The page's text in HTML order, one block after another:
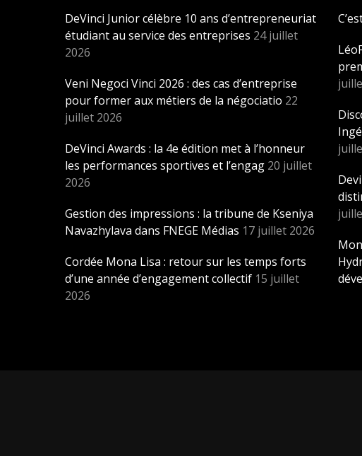
DeVinci Junior célèbre 10 ans d’entrepreneuriat
étudiant au service des entreprises 24 juillet
2026
Veni Negoci Vinci 2026 : des cas d’entreprise
pour former aux métiers de la négociatio 22
juillet 2026
DeVinci Awards : la 4e édition met à l’honneur
les performances sportives et l’engag 20 juillet
2026
Gestion des impressions : la tribune de Kseniya
Navazhylava dans FNEGE Médias 17 juillet 2026
Cordée Mona Lisa : retour sur les temps forts
d’une année d’engagement collectif 15 juillet
2026